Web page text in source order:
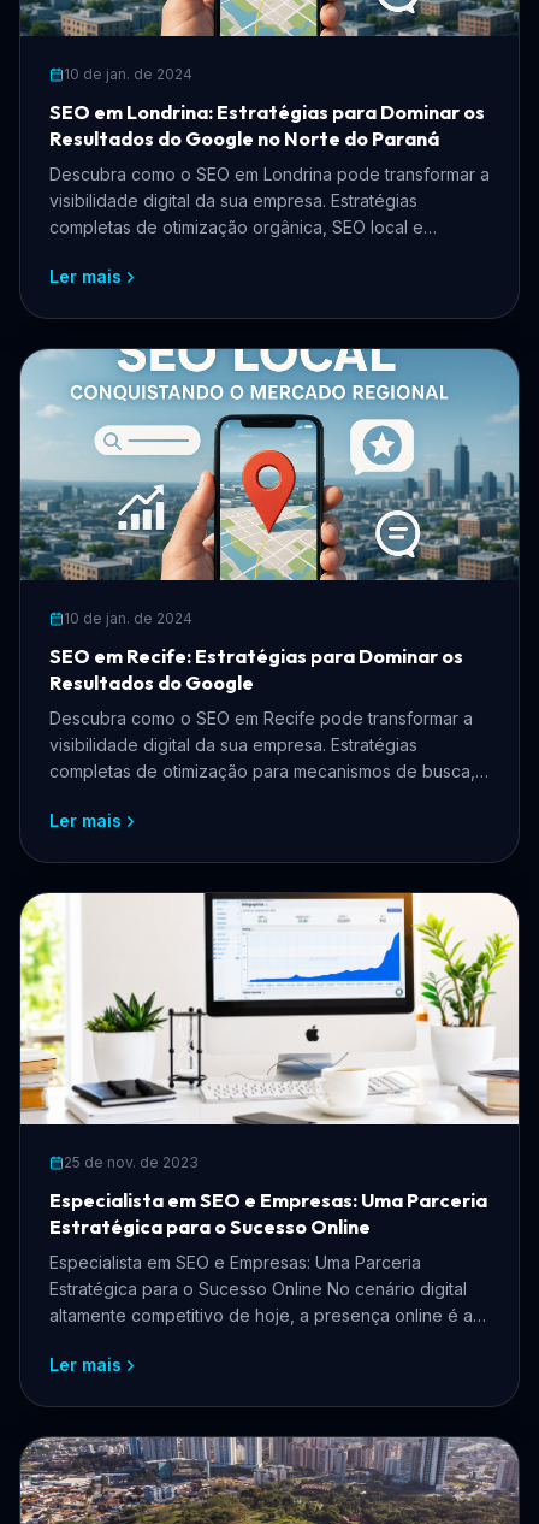
10 de jan. de 2024
SEO em Londrina: Estratégias para Dominar os
Resultados do Google no Norte do Paraná
Descubra como o SEO em Londrina pode transformar a
visibilidade digital da sua empresa. Estratégias
completas de otimização orgânica, SEO local e
Ler mais
10 de jan. de 2024
SEO em Recife: Estratégias para Dominar os
Resultados do Google
Descubra como o SEO em Recife pode transformar a
visibilidade digital da sua empresa. Estratégias
completas de otimização para mecanismos de busca,
pernambucanos.
Ler mais
25 de nov. de 2023
Especialista em SEO e Empresas: Uma Parceria
Estratégica para o Sucesso Online
Especialista em SEO e Empresas: Uma Parceria
Estratégica para o Sucesso Online No cenário digital
altamente competitivo de hoje, a presença online é a
Ler mais